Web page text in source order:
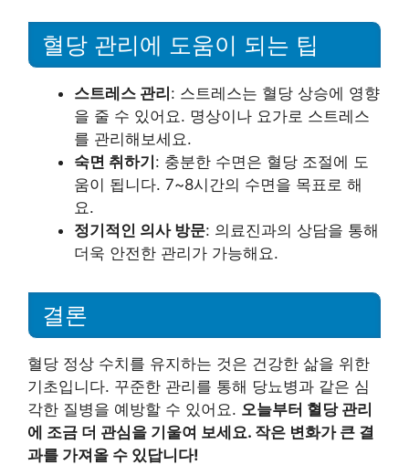
혈당 관리에 도움이 되는 팁
스트레스 관리: 스트레스는 혈당 상승에 영향
을 줄 수 있어요. 명상이나 요가로 스트레스
를 관리해보세요.
숙면 취하기: 충분한 수면은 혈당 조절에 도
움이 됩니다. 7~8시간의 수면을 목표로 해
요.
정기적인 의사 방문: 의료진과의 상담을 통해
더욱 안전한 관리가 가능해요.
결론
혈당 정상 수치를 유지하는 것은 건강한 삶을 위한
기초입니다. 꾸준한 관리를 통해 당뇨병과 같은 심
각한 질병을 예방할 수 있어요. 오늘부터 혈당 관리
에 조금 더 관심을 기울여 보세요. 작은 변화가 큰 결
과를 가져올 수 있답니다!